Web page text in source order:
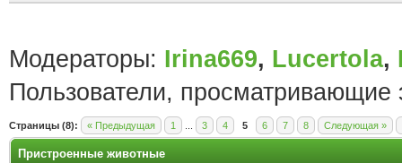
Модераторы: Irina669, Lucertola,
Пользователи, просматривающие
Страницы (8): « Предыдущая 1 3 4 5 6 7 8 Следующая »
Пристроенные животные